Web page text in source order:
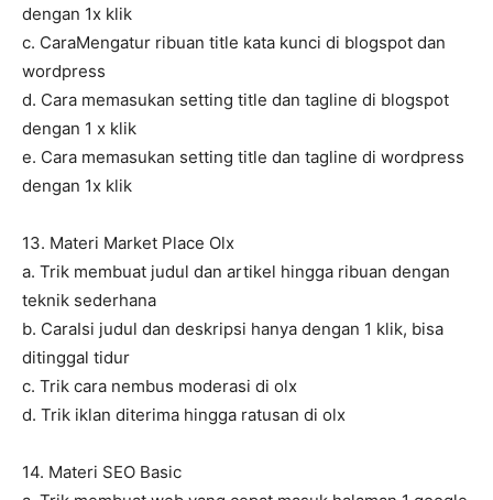
dengan 1x klik
c. CaraMengatur ribuan title kata kunci di blogspot dan
wordpress
d. Cara memasukan setting title dan tagline di blogspot
dengan 1 x klik
e. Cara memasukan setting title dan tagline di wordpress
dengan 1x klik
13. Materi Market Place Olx
a. Trik membuat judul dan artikel hingga ribuan dengan
teknik sederhana
b. CaraIsi judul dan deskripsi hanya dengan 1 klik, bisa
ditinggal tidur
c. Trik cara nembus moderasi di olx
d. Trik iklan diterima hingga ratusan di olx
14. Materi SEO Basic